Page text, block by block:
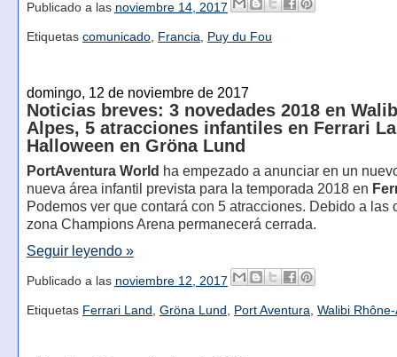
Publicado a las noviembre 14, 2017
Etiquetas comunicado, Francia, Puy du Fou
domingo, 12 de noviembre de 2017
Noticias breves: 3 novedades 2018 en
Alpes, 5 atracciones infantiles en Ferrari
Halloween en Gröna Lund
PortAventura World ha empezado a anunciar en un
nueva área infantil prevista para la temporada 2018 en
Podemos ver que contará con 5 atracciones. Debido a las
zona Champions Arena permanecerá cerrada.
Seguir leyendo »
Publicado a las noviembre 12, 2017
Etiquetas Ferrari Land , Gröna Lund , Port Aventura, Walibi